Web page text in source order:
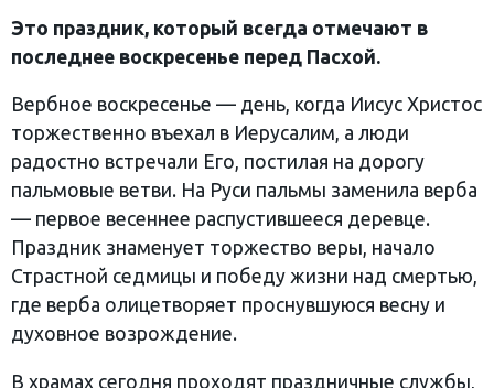
Это праздник, который всегда отмечают в
последнее воскресенье перед Пасхой.
Вербное воскресенье — день, когда Иисус Христос
торжественно въехал в Иерусалим, а люди
радостно встречали Его, постилая на дорогу
пальмовые ветви. На Руси пальмы заменила верба
— первое весеннее распустившееся деревце.
Праздник знаменует торжество веры, начало
Страстной седмицы и победу жизни над смертью,
где верба олицетворяет проснувшуюся весну и
духовное возрождение.
В храмах сегодня проходят праздничные службы,